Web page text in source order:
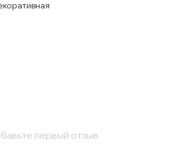
первый отзыв